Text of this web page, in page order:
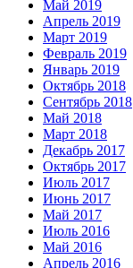
Май 2019
Апрель 2019
Март 2019
Февраль 2019
Январь 2019
Октябрь 2018
Сентябрь 2018
Май 2018
Март 2018
Декабрь 2017
Октябрь 2017
Июль 2017
Июнь 2017
Май 2017
Июль 2016
Май 2016
Апрель 2016